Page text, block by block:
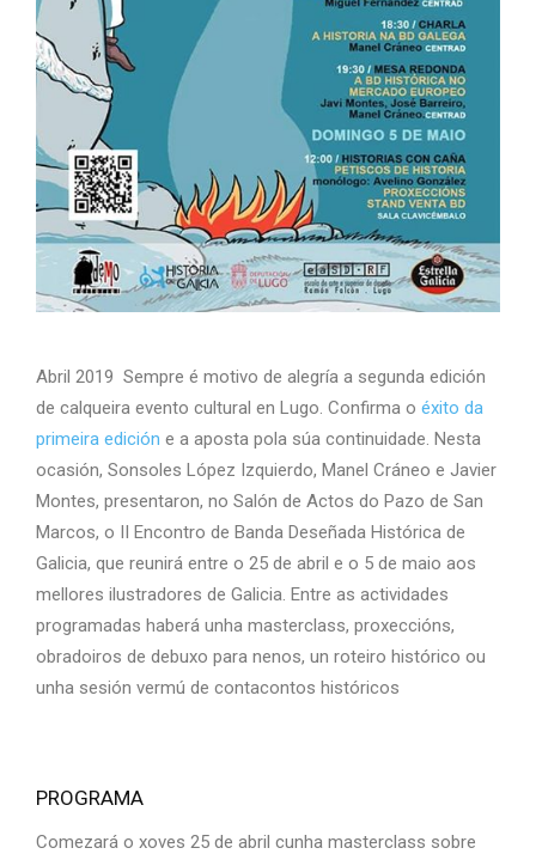
Abril 2019 Sempre é motivo de alegría a segunda edición
de calqueira evento cultural en Lugo. Confirma o éxito da
primeira edición e a aposta pola súa continuidade. Nesta
ocasión, Sonsoles López Izquierdo, Manel Cráneo e Javier
Montes, presentaron, no Salón de Actos do Pazo de San
Marcos, o II Encontro de Banda Deseñada Histórica de
Galicia, que reunirá entre o 25 de abril e o 5 de maio aos
mellores ilustradores de Galicia. Entre as actividades
programadas haberá unha masterclass, proxeccións,
obradoiros de debuxo para nenos, un roteiro histórico ou
unha sesión vermú de contacontos históricos
PROGRAMA
Comezará o xoves 25 de abril cunha masterclass sobre